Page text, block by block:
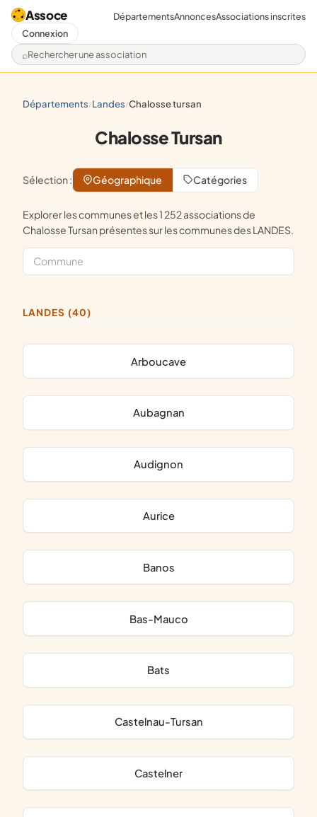
Assoce
Rechercher une association
DépartementsAnnoncesAssociations inscrites
Connexion
départements/ landes/ chalosse tursan
Chalosse Tursan
Sélection : Géographique Catégories
Explorer les communes et les 1 252 associations de
Chalosse Tursan présentes sur les communes des LANDES.
LANDES (40)
Arboucave
Aubagnan
Audignon
Aurice
Banos
Bas-Mauco
Bats
Castelnau-Tursan
Castelner